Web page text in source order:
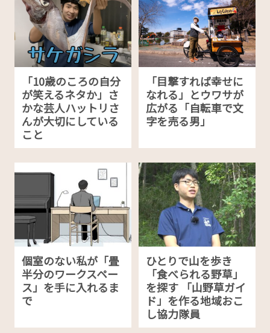
「10歳のころの自分
が笑えるネタか」さ
かな芸人ハットリさ
んが大切にしている
こと
「目撃すれば幸せに
なれる」とウワサが
広がる「自転車で文
字を売る男」
個室のない私が「畳
半分のワークスペー
ス」を手に入れるま
で
ひとりで山を歩き
「食べられる野草」
を探す 「山野草ガイ
ド」を作る地域おこ
し協力隊員